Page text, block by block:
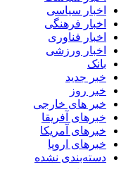
اخبار سیاسی
اخبار فرهنگی
اخبار فناوری
اخبار ورزشی
بانک
خبر جدید
خبر روز
خبر های خارجی
خبرهای آفریقا
خبرهای آمریکا
خبرهای اروپا
دسته‌بندی نشده